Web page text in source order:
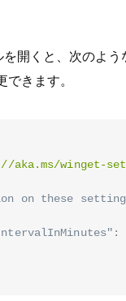
開くと、次のよ
きます。
aka.ms/winget-
on these